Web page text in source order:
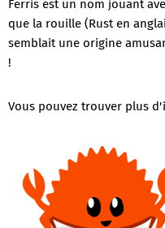
Ferris est un nom jouant
que la rouille (Rust en
semblait une origine
!
Vous pouvez trouver plus